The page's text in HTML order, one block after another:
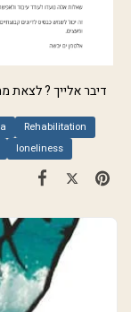
דיבר אלייך ? לצאת
Rehabilitation
loneliness